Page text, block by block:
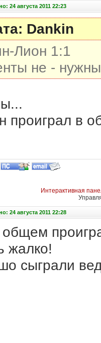
24 августа 2011 22:23
Dankin
Лион 1:1
не - нужны
проиграл в
Интерактивная
24 августа 2011 22:28
жалко!
сыграли